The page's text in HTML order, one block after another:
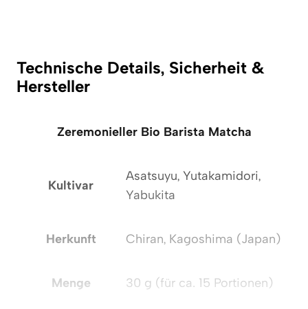
Technische Details, Sicherheit &
Hersteller
Zeremonieller Bio Barista Matcha
Kultivar
Asatsuyu, Yutakamidori,
Yabukita
Herkunft Chiran, Kagoshima (Japan)
Menge 30 g (für ca. 15 Portionen)